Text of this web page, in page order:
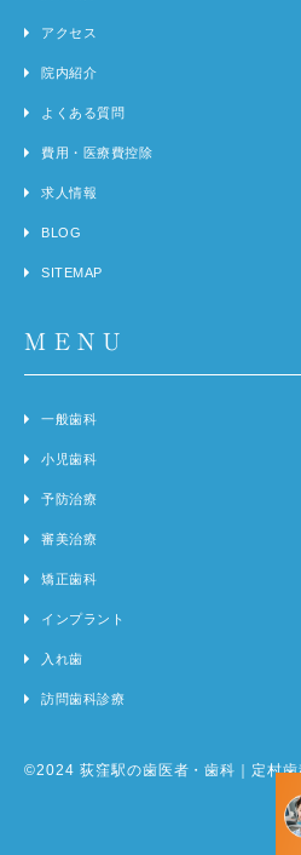
アクセス
院内紹介
よくある質問
費用・医療費控除
求人情報
BLOG
SITEMAP
MENU
一般歯科
小児歯科
予防治療
審美治療
矯正歯科
インプラント
入れ歯
訪問歯科診療
©2024 荻窪駅の歯医者・歯科｜定村